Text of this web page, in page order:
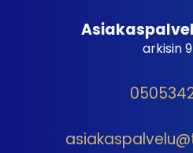
arkisin